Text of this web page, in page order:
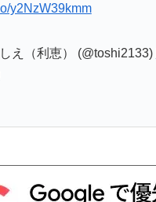
y2NzW39kmm
え（利恵） (@toshi2133)